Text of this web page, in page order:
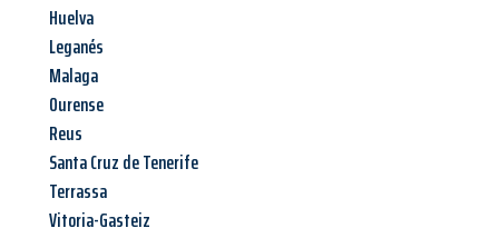
Huelva
Leganés
Malaga
Ourense
Reus
Santa Cruz de Tenerife
Terrassa
Vitoria-Gasteiz